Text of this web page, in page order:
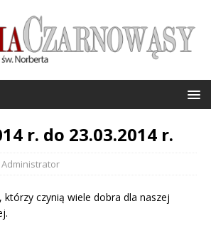
r. do 23.03.2014 r.
Administrator
którzy czynią wiele dobra dla naszej